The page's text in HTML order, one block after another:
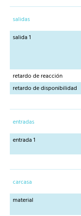
salidas
salida 1
retardo de reacción
retardo de disponibilidad
entradas
entrada 1
carcasa
material